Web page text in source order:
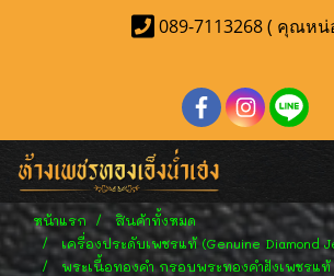
089-7113268 ( คุณหน่
หน้าแรก
สินค้าทั้งหมด
เครื่องประดับเพชรแท้ (Genuine Diamond
พระเนื้อทองคำ กรอบพระทองคำฝังเพชรแท้